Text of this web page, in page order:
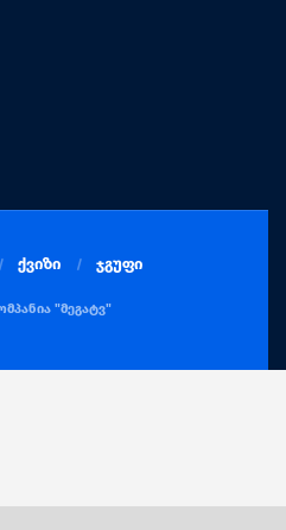
ქვიზი ჯგუფი
"მეგატვ"